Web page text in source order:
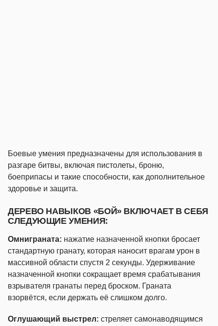
Боевые умения предназначены для использования в
разгаре битвы, включая пистолеты, броню,
боеприпасы и такие способности, как дополнительное
здоровье и защита.
ДЕРЕВО НАВЫКОВ «БОЙ» ВКЛЮЧАЕТ В СЕБЯ
СЛЕДУЮЩИЕ УМЕНИЯ:
Омниграната: нажатие назначенной кнопки бросает
стандартную гранату, которая наносит врагам урон в
массивной области спустя 2 секунды. Удерживание
назначенной кнопки сокращает время срабатывания
взрывателя гранаты перед броском. Граната
взорвётся, если держать её слишком долго.
Оглушающий выстрел: стреляет самонаводящимся